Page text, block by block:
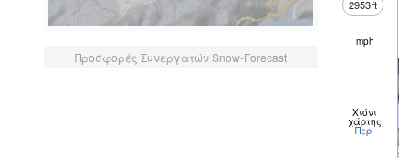
Προσφορές Συνεργατών Snow-Forecast
2953ft
mph
Χιόνι
χάρτης
Περ.